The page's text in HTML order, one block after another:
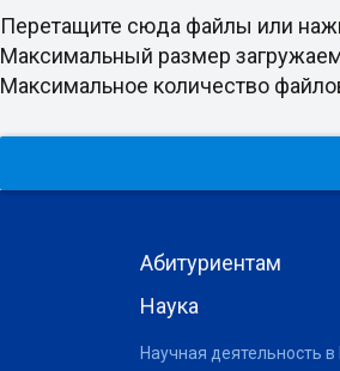
Перетащите сюда файлы или
Максимальный размер
Максимальное количество
Абитуриентам
Наука
Научная деятельность в